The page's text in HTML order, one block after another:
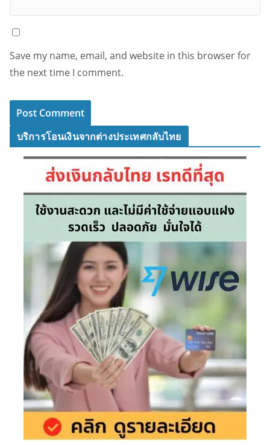
Save my name, email, and website in this browser for
the next time I comment.
บริการโอนเงินจากต่างประเทศกลับไทย